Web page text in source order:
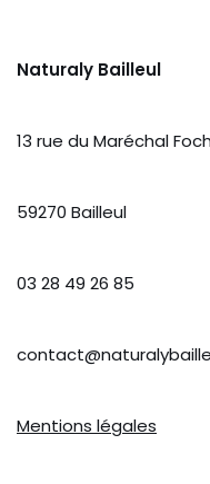
Naturaly Bailleul
13 rue du Maréchal Foch
59270 Bailleul
03 28 49 26 85
Mentions légales